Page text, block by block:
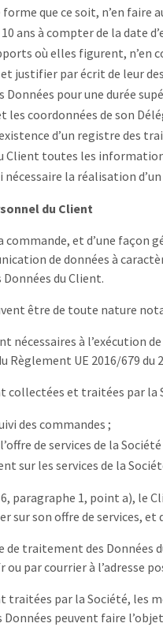
forme que ce soit, n’en
10 ans à compter de la
où elles figurent, n’en
justifier par écrit de leur
Données pour une durée
coordonnées de son
d’un registre des
toutes les
la réalisation
du Client
commande, et d’une façon
de données à
du Client.
être de toute nature
nécessaires à l’exécution
Règlement UE 2016/679 du
collectées et traitées par la
des commandes ;
de services de la
sur les services de la
paragraphe 1, point a), le
sur son offre de services, et
de traitement des Données
par courrier à l’adresse
traitées par la Société, les
Données peuvent faire